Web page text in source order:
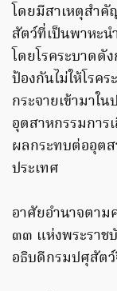
โดยมีสาเหตุสํา
สัตว์ที่เป็นพาหะนํ
โดยโรคระบาดดั
ป้องกันไม่ให้โรค
กระจายเข้ามาใ
อุตสาหกรรมการ
ผลกระทบต่ออุต
ประเทศ
อาศัยอํานาจตาม
๓๓ แห่งพระรา
อธิบดีกรมปศุสัตว์